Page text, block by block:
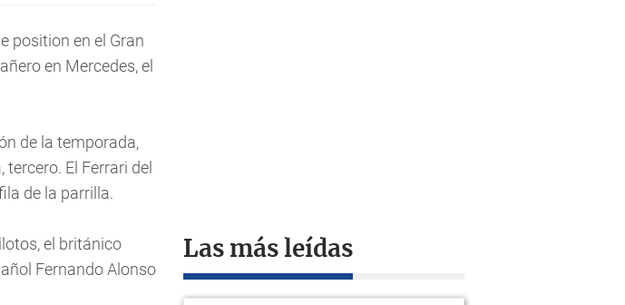
position en el Gran
en Mercedes, el
de la temporada,
El Ferrari del
de la parrilla.
el británico
Fernando Alonso
Las más leídas